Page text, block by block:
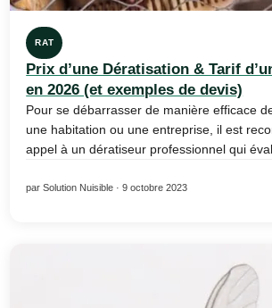
RAT
Prix d’une Dératisation & Tarif
en 2026 (et exemples de devis)
Pour se débarrasser de manière efficace
une habitation ou une entreprise, il est
appel à un dératiseur professionnel qui
par Solution Nuisible · 9 octobre 2023